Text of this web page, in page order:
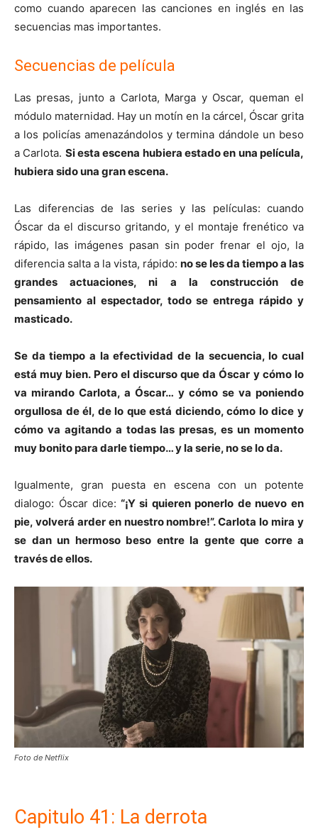
como cuando aparecen las canciones en inglés en las
secuencias mas importantes.
Secuencias de película
Las presas, junto a Carlota, Marga y Oscar, queman el
módulo maternidad. Hay un motín en la cárcel, Óscar grita
a los policías amenazándolos y termina dándole un beso
a Carlota. Si esta escena hubiera estado en una película,
hubiera sido una gran escena.
Las diferencias de las series y las películas: cuando
Óscar da el discurso gritando, y el montaje frenético va
rápido, las imágenes pasan sin poder frenar el ojo, la
diferencia salta a la vista, rápido: no se les da tiempo a las
grandes actuaciones, ni a la construcción de
pensamiento al espectador, todo se entrega rápido y
masticado.
Se da tiempo a la efectividad de la secuencia, lo cual
está muy bien. Pero el discurso que da Óscar y cómo lo
va mirando Carlota, a Óscar… y cómo se va poniendo
orgullosa de él, de lo que está diciendo, cómo lo dice y
cómo va agitando a todas las presas, es un momento
muy bonito para darle tiempo… y la serie, no se lo da.
Igualmente, gran puesta en escena con un potente
dialogo: Óscar dice: “¡Y si quieren ponerlo de nuevo en
pie, volverá arder en nuestro nombre!”. Carlota lo mira y
se dan un hermoso beso entre la gente que corre a
través de ellos.
Foto de Netflix
Capitulo 41: La derrota